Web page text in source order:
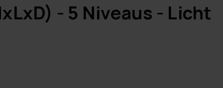
- 5 Niveaus - Licht